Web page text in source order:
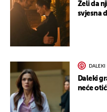
Želi da
svjesna
DALEKI
Daleki
neće